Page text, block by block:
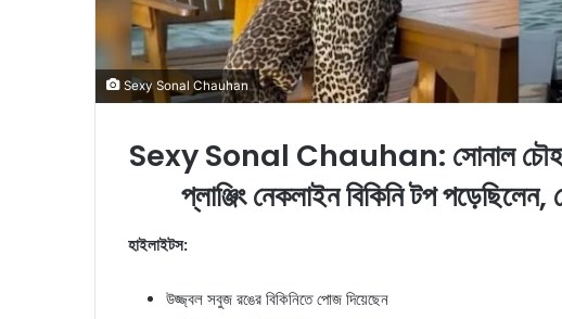
Sexy Sonal Chauhan
Sexy Sonal Chauhan: সোনাল
প্লাঞ্জিং নেকলাইন বিকিনি টপ পড়েছিলেন,
হাইলাইটস:
উজ্জ্বল সবুজ রঙের বিকিনিতে পোজ দিয়েছেন